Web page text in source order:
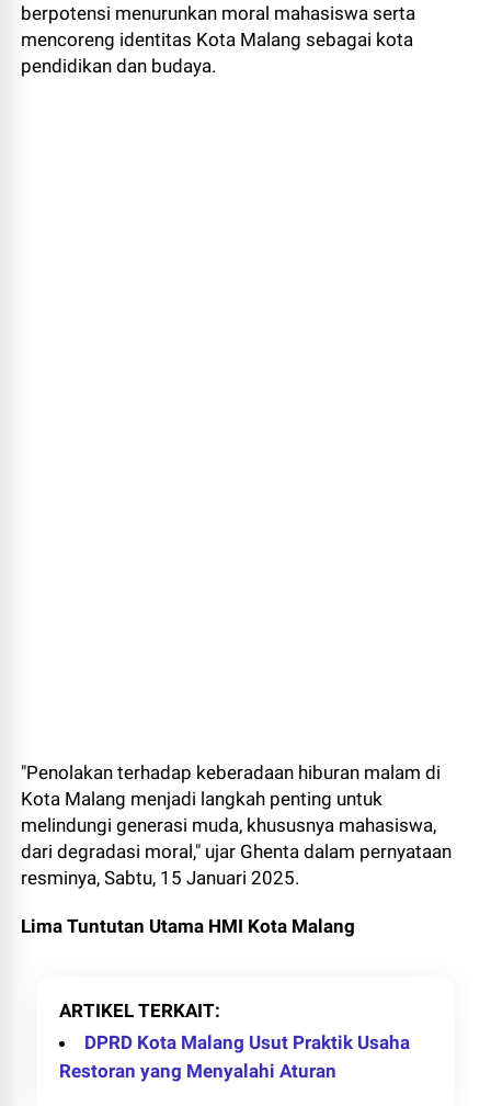
berpotensi menurunkan moral mahasiswa serta
mencoreng identitas Kota Malang sebagai kota
pendidikan dan budaya.
"Penolakan terhadap keberadaan hiburan malam di
Kota Malang menjadi langkah penting untuk
melindungi generasi muda, khususnya mahasiswa,
dari degradasi moral," ujar Ghenta dalam pernyataan
resminya, Sabtu, 15 Januari 2025.
Lima Tuntutan Utama HMI Kota Malang
ARTIKEL TERKAIT
DPRD Kota Malang Usut Praktik Usaha
Restoran yang Menyalahi Aturan